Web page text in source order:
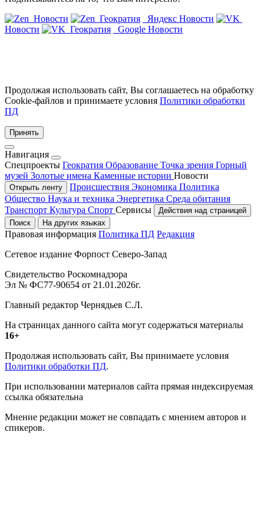
Новости
Геократия
Яндекс Новости
Новости
Геократия Google Новости
Продолжая использовать сайт, Вы соглашаетесь на обработку
Cookie-файлов и принимаете условия Политики обработки
ПД
Принять
Навигация
Спецпроекты Геократия Образование Точка зрения Горный
музей Золотые имена Каменные истории Новости
Открыть ленту Происшествия Экономика Политика
Общество Наука и техника Энергетика Среда обитания
Транспорт Культура Спорт Сервисы
Действия над страницей
Поиск
На других языках
Правовая информация Политика ПД Редакция
Сетевое издание Форпост Северо-Запад
Свидетельство Роскомнадзора
Эл № ФС77-90654 от 21.01.2026г.
Главный редактор Чернядьев С.Л.
На страницах данного сайта могут содержаться материалы
16+
Продолжая использовать сайт, Вы принимаете условия
Политики обработки ПД.
При использовании материалов сайта прямая индексируемая
ссылка обязательна
Мнение редакции может не совпадать с мнением авторов и
спикеров.